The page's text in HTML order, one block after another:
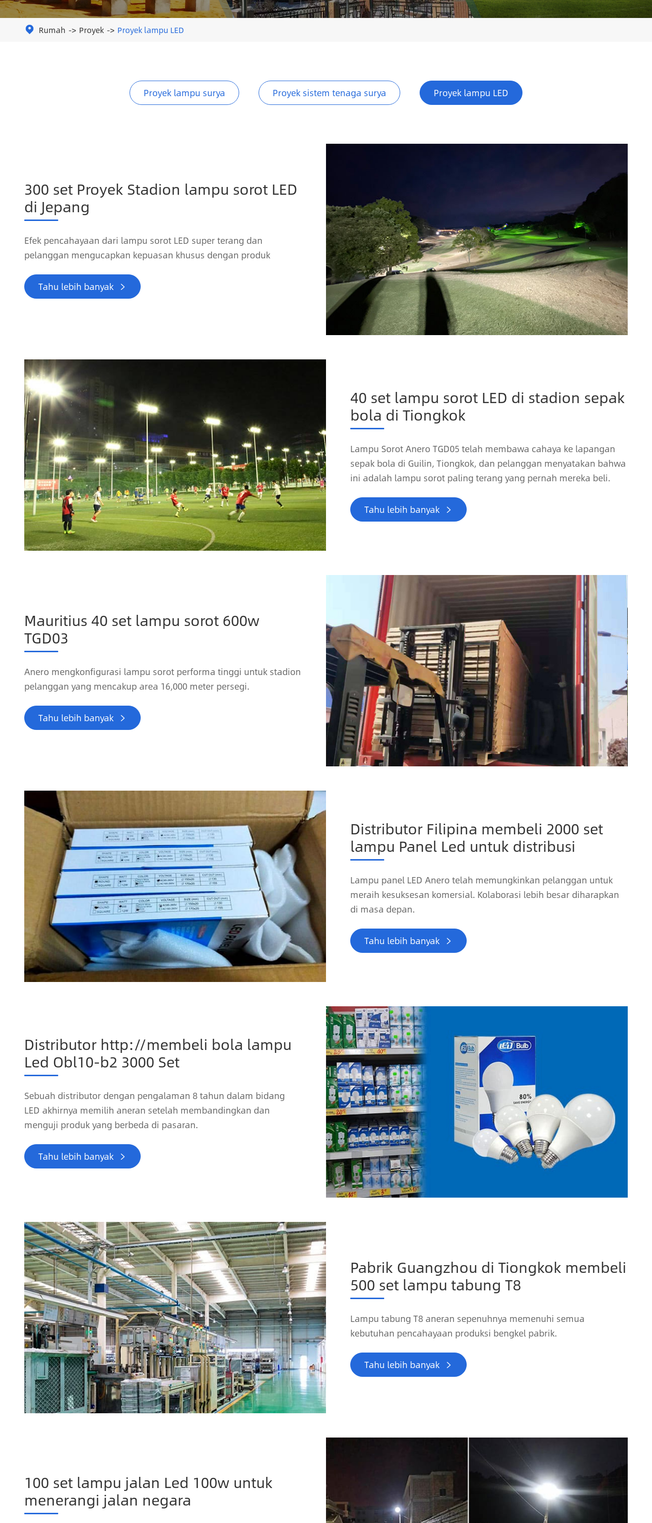
 Rumah Proyek Proyek lampu LED
Proyek lampu surya Proyek sistem tenaga surya Proyek lampu LED
300 set Proyek Stadion lampu sorot LED
di Jepang
Efek pencahayaan dari lampu sorot LED super terang dan
pelanggan mengucapkan kepuasan khusus dengan produk
Tahu lebih banyak 
40 set lampu sorot LED di stadion sepak
bola di Tiongkok
Lampu Sorot Anero TGD05 telah membawa cahaya ke lapangan
sepak bola di Guilin, Tiongkok, dan pelanggan menyatakan bahwa
ini adalah lampu sorot paling terang yang pernah mereka beli.
Tahu lebih banyak 
Mauritius 40 set lampu sorot 600w
TGD03
Anero mengkonfigurasi lampu sorot performa tinggi untuk stadion
pelanggan yang mencakup area 16,000 meter persegi.
Tahu lebih banyak 
Distributor Filipina membeli 2000 set
lampu Panel Led untuk distribusi
Lampu panel LED Anero telah memungkinkan pelanggan untuk
meraih kesuksesan komersial. Kolaborasi lebih besar diharapkan
di masa depan.
Tahu lebih banyak 
Distributor http://membeli bola lampu
Led Obl10-b2 3000 Set
Sebuah distributor dengan pengalaman 8 tahun dalam bidang
LED akhirnya memilih aneran setelah membandingkan dan
menguji produk yang berbeda di pasaran.
Tahu lebih banyak 
Pabrik Guangzhou di Tiongkok membeli
500 set lampu tabung T8
Lampu tabung T8 aneran sepenuhnya memenuhi semua
kebutuhan pencahayaan produksi bengkel pabrik.
Tahu lebih banyak 
100 set lampu jalan Led 100w untuk
menerangi jalan negara